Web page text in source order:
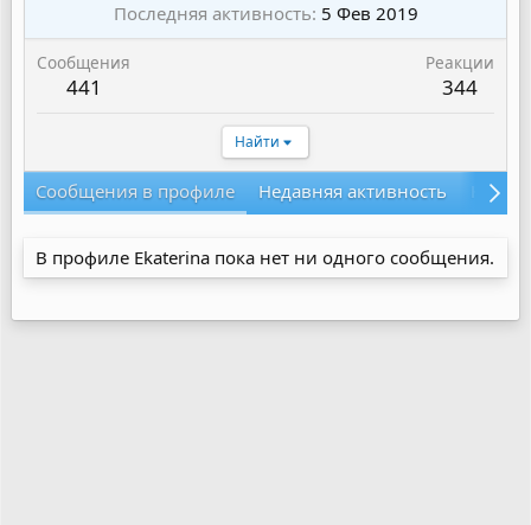
Последняя активность 5 Фев 2019
Сообщения
441
Реакции
344
Найти
Сообщения в профиле Недавняя активность
В профиле Ekaterina пока нет ни одного сообщения.